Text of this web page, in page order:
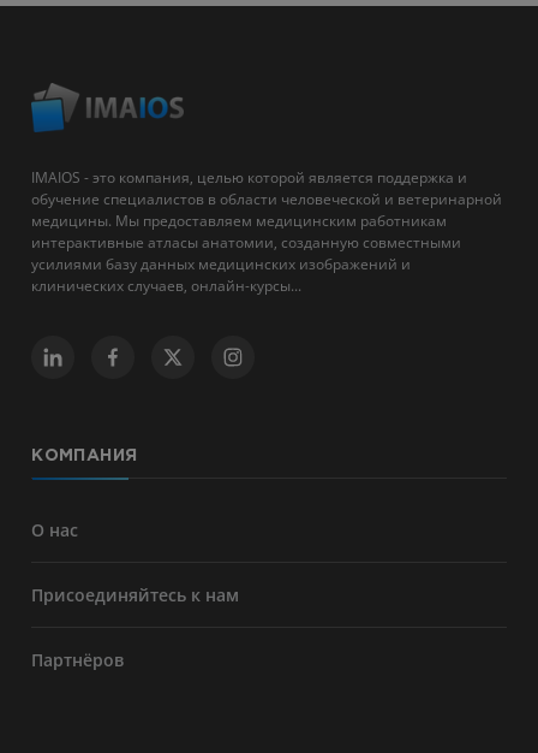
IMAIOS - это компания, целью которой является поддержка и
обучение специалистов в области человеческой и ветеринарной
медицины. Мы предоставляем медицинским работникам
интерактивные атласы анатомии, созданную совместными
усилиями базу данных медицинских изображений и
клинических случаев, онлайн-курсы...
КОМПАНИЯ
О нас
Присоединяйтесь к нам
Партнёров